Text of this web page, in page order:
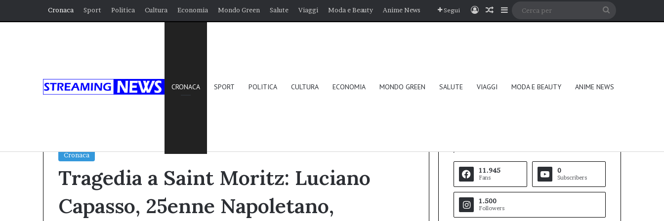
Cronaca Sport Politica Cultura Economia Mondo Green Salute Viaggi Moda e Beauty Anime News Segui AccediUn articolo a caso
Barra laterale
CRONACA SPORT POLITICA CULTURA ECONOMIA MONDO GREEN SALUTE VIAGGI MODA E BEAUTY ANIME NEWS
Cronaca
Tragedia a Saint Moritz: Luciano
Capasso, 25enne Napoletano,
11.945
Fans
0
Subscribers
1.500
Followers